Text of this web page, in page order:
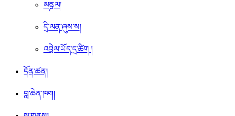
མནྜལ།
དྲི་ལན་ཞུས་ས།
འབྲེལ་ཡོད་དྲ་ཚིག །
དོན་ཚན།
བླ་ཆེན་ཁག།